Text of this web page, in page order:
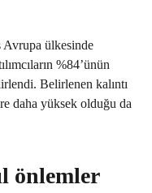
Avrupa ülkesinde
%84’ünün
Belirlenen kalıntı
daha yüksek olduğu da
önlemler